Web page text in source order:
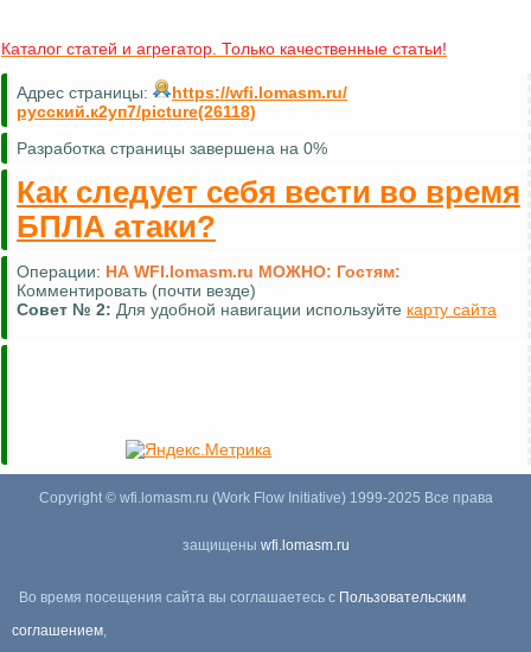
Каталог статей и агрегатор. Только качественные статьи!
Адрес страницы:
https://wfi.lomasm.ru/
русский.к2уп7/picture(26118)
Разработка страницы завершена на 0%
Как следует себя вести во время
БПЛА атаки?
Операции: НА WFI.lomasm.ru МОЖНО: Гостям:
Комментировать (почти везде)
Совет № 2: Для удобной навигации используйте карту сайта
Copyright © wfi.lomasm.ru (Work Flow Initiative) 1999-2025 Все права
защищены wfi.lomasm.ru
Во время посещения сайта вы соглашаетесь с Пользовательским
соглашением,